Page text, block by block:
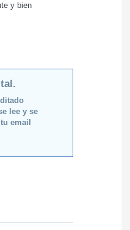
y bien
lee y se
email